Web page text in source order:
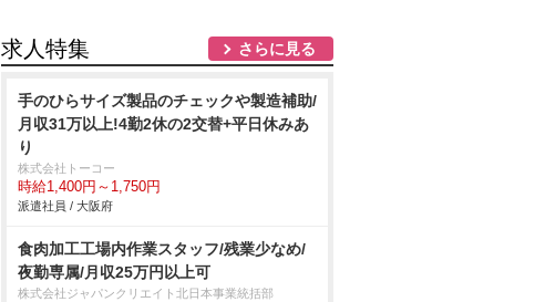
求人特集 さらに見る
手のひらサイズ製品のチェックや製造補助/
月収31万以上!4勤2休の2交替+平日休みあ
り
株式会社トーコー
時給1,400円～1,750円
派遣社員 / 大阪府
食肉加工工場内作業スタッフ/残業少なめ/
夜勤専属/月収25万円以上可
株式会社ジャパンクリエイト北日本事業統括部